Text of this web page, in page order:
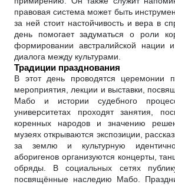
правовая система может быть
за ней стоит настойчивость и вера в
день помогает задуматься о роли
формировании австралийской нации
диалога между культурами.
Традиции празднования
В этот день проводятся церемонии
мероприятия, лекции и выставки,
Мабо и истории судебного
университетах проходят занятия,
коренных народов и значению
музеях открываются экспозиции,
за землю и культурную
аборигенов организуются концерты,
обряды. В социальных сетях
посвящённые наследию Мабо.